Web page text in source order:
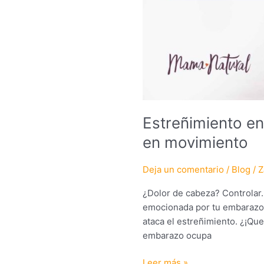
Estreñimiento
en movimiento
Deja un comentario / Blog /
¿Dolor de cabeza?
emocionada por tu
ataca el estreñimiento.
embarazo ocupa